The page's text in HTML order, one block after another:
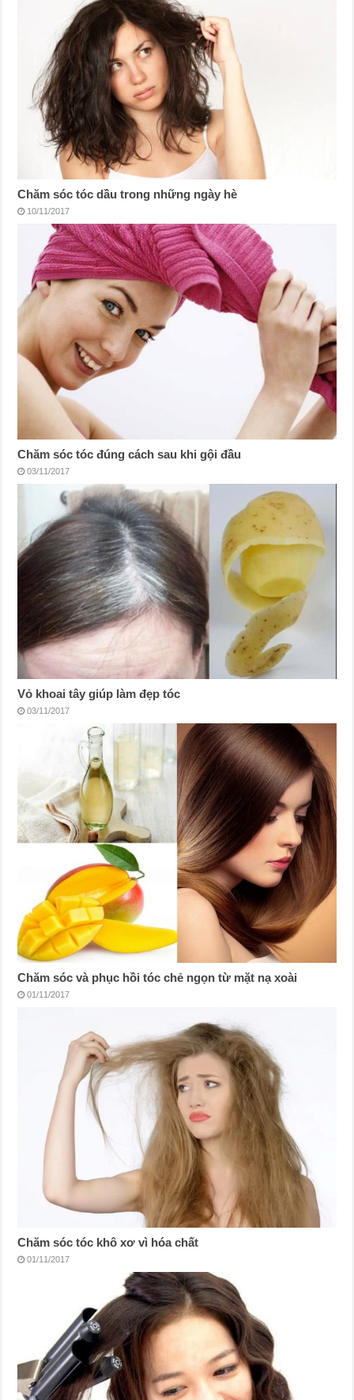
Chăm sóc tóc dầu trong những ngày hè
10/11/2017
Chăm sóc tóc đúng cách sau khi gội đầu
03/11/2017
Vỏ khoai tây giúp làm đẹp tóc
03/11/2017
Chăm sóc và phục hồi tóc chẻ ngọn từ mặt nạ xoài
01/11/2017
Chăm sóc tóc khô xơ vì hóa chất
01/11/2017